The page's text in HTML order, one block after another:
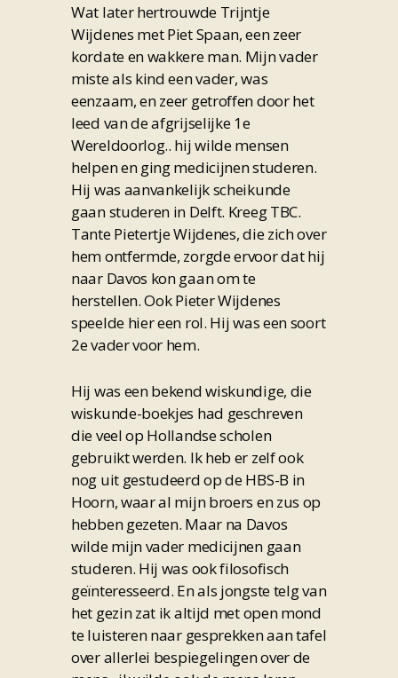
Wat later hertrouwde Trijntje
Wijdenes met Piet Spaan, een zeer
kordate en wakkere man. Mijn vader
miste als kind een vader, was
eenzaam, en zeer getroffen door het
leed van de afgrijselijke 1e
Wereldoorlog.. hij wilde mensen
helpen en ging medicijnen studeren.
Hij was aanvankelijk scheikunde
gaan studeren in Delft. Kreeg TBC.
Tante Pietertje Wijdenes, die zich over
hem ontfermde, zorgde ervoor dat hij
naar Davos kon gaan om te
herstellen. Ook Pieter Wijdenes
speelde hier een rol. Hij was een soort
2e vader voor hem.
Hij was een bekend wiskundige, die
wiskunde-boekjes had geschreven
die veel op Hollandse scholen
gebruikt werden. Ik heb er zelf ook
nog uit gestudeerd op de HBS-B in
Hoorn, waar al mijn broers en zus op
hebben gezeten. Maar na Davos
wilde mijn vader medicijnen gaan
studeren. Hij was ook filosofisch
geïnteresseerd. En als jongste telg van
het gezin zat ik altijd met open mond
te luisteren naar gesprekken aan tafel
over allerlei bespiegelingen over de